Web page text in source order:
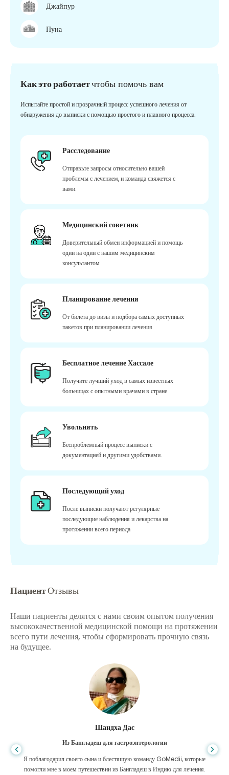
Джайпур
Пуна
Как это работаетчтобы помочь вам
Испытайте простой и прозрачный процесс успешного лечения от
обнаружения до выписки с помощью простого и плавного процесса.
Расследование
Отправьте запросы относительно вашей
проблемы с лечением, и команда свяжется с
вами.
Медицинский советник
Доверительный обмен информацией и помощь
один на один с нашим медицинским
консультантом
Планирование лечения
От билета до визы и подбора самых доступных
пакетов при планировании лечения
Бесплатное лечение Хассале
Получите лучший уход в самых известных
больницах с опытными врачами в стране
Увольнять
Беспроблемный процесс выписки с
документацией и другими удобствами.
Последующий уход
После выписки получают регулярные
последующие наблюдения и лекарства на
протяжении всего периода
ПациентОтзывы
Наши пациенты делятся с нами своим опытом получения
высококачественной медицинской помощи на протяжении
всего пути лечения, чтобы сформировать прочную связь
на будущее.
Шандха Дас
Из Бангладеш для гастроэнтерологии
Я поблагодарил своего сына и блестящую команду GoMedii, которые
помогли мне в моем путешествии из Бангладеш в Индию для лечения.